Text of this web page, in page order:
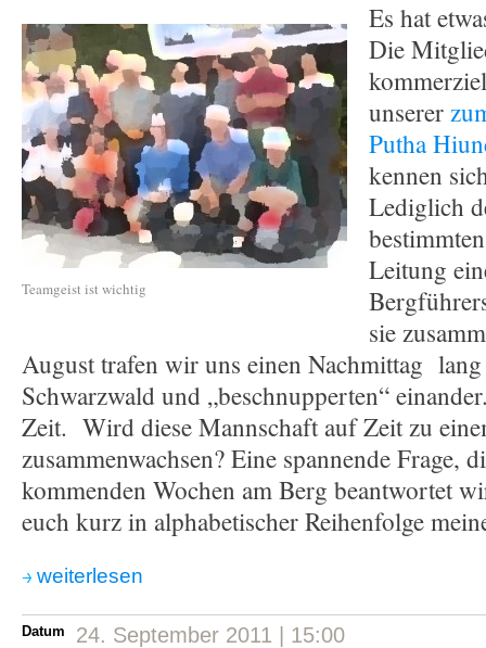
Teamgeist ist wichtig
Es hat
Die
unserer
Putha
kennen
Lediglich
Leitung
sie
August trafen wir uns einen Nachmittag
Schwarzwald und „beschnupperten“
Zeit. Wird diese Mannschaft auf Zeit zu
zusammenwachsen? Eine spannende Frage,
kommenden Wochen am Berg beantwortet
euch kurz in alphabetischer Reihenfolge
weiterlesen
Datum 24. September 2011 | 15:00